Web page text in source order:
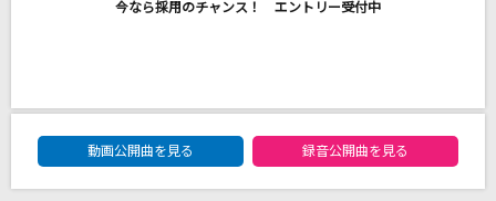
ウタカタララバイ今なら採用のチャンス！ エントリー受付中
DAM★ともボーカルエントリーランキング
動画公開曲を見る
録音公開曲を見る